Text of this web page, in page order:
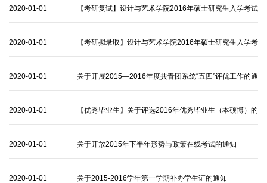
2020-01-01 【考研复试】设计与艺术学院2016年硕士研究生入学考试
2020-01-01 【考研拟录取】设计与艺术学院2016年硕士研究生入学考
2020-01-01 关于开展2015—2016年度共青团系统“五四”评优工作的通
2020-01-01 【优秀毕业生】关于评选2016年优秀毕业生（本硕博）的
2020-01-01 关于开放2015年下半年形势与政策在线考试的通知
2020-01-01 关于2015-2016学年第一学期补办学生证的通知